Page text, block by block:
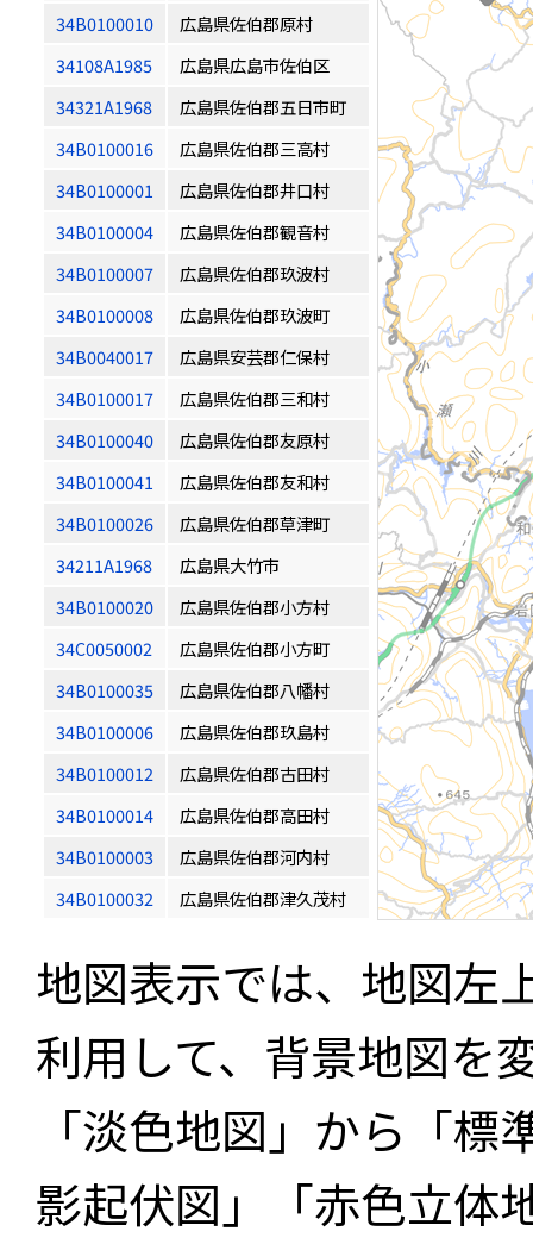
34B0100010
広島県佐伯郡原村
34108A1985
広島県広島市佐伯区
34321A1968
広島県佐伯郡五日市町
34B0100016
広島県佐伯郡三高村
34B0100001
広島県佐伯郡井口村
34B0100004
広島県佐伯郡観音村
34B0100007
広島県佐伯郡玖波村
34B0100008
広島県佐伯郡玖波町
34B0040017
広島県安芸郡仁保村
34B0100017
広島県佐伯郡三和村
34B0100040
広島県佐伯郡友原村
34B0100041
広島県佐伯郡友和村
34B0100026
広島県佐伯郡草津町
34211A1968
広島県大竹市
34B0100020
広島県佐伯郡小方村
34C0050002
広島県佐伯郡小方町
34B0100035
広島県佐伯郡八幡村
34B0100006
広島県佐伯郡玖島村
34B0100012
広島県佐伯郡古田村
34B0100014
広島県佐伯郡高田村
34B0100003
広島県佐伯郡河内村
34B0100032
広島県佐伯郡津久茂村
地図表示では、地図左
利用して、背景地図を
「淡色地図」から「
影起伏図」「赤色立体